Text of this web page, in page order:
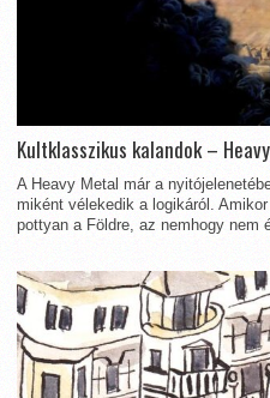
Kultklasszikus kalandok –
A Heavy Metal már a
miként vélekedik a logikáról.
pottyan a Földre, az nemhogy nem